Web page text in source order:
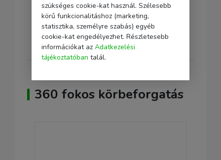
1 x Tech-Protect QI15W-A42 3in1 Mágneses
Vezeték Nélküli Töltő
1 x USB-C / USB-C Kábel (100 cm)
360 fokos körbeforgatás
szükséges cookie-kat használ. Szélesebb
körű funkcionalitáshoz (marketing,
statisztika, személyre szabás) egyéb
cookie-kat engedélyezhet. Részletesebb
információkat az Adatkezelési
tájékoztatóban talál.